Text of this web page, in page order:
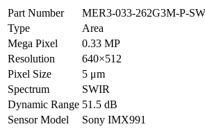
Part Number
MER3-033-262G3M-P-
Type
Area
Mega Pixel
0.33 MP
Resolution
640×512
Pixel Size
5 μm
Spectrum
SWIR
Dynamic Range 51.5 dB
Sensor Model
Sony IMX991